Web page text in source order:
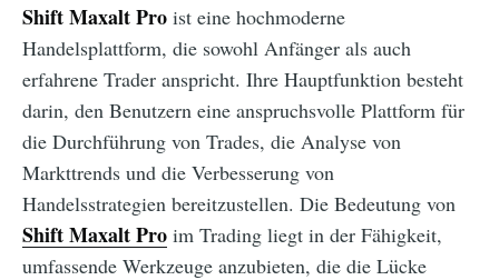
Shift Maxalt Pro ist eine hochmoderne
Handelsplattform, die sowohl Anfänger als auch
erfahrene Trader anspricht. Ihre Hauptfunktion besteht
darin, den Benutzern eine anspruchsvolle Plattform für
die Durchführung von Trades, die Analyse von
Markttrends und die Verbesserung von
Handelsstrategien bereitzustellen. Die Bedeutung von
Shift Maxalt Pro im Trading liegt in der Fähigkeit,
umfassende Werkzeuge anzubieten, die die Lücke